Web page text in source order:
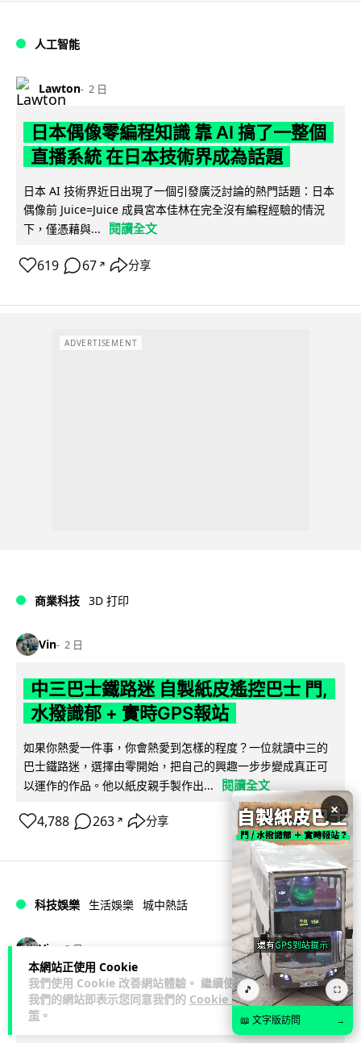
本網站正使用 Cookie
我們使用 Cookie 改善網站體驗。 繼續使用
我們的網站即表示您同意我們的 Cookie 政
策 。
人工智能
Lawton 2 日
日本偶像零編程知識 靠 AI 搞了一整個
直播系統 在日本技術界成為話題
日本 AI 技術界近日出現了一個引發廣泛討論的熱門話題：日本
偶像前 Juice=Juice 成員宮本佳林在完全沒有編程經驗的情況
下，僅憑藉與...
閱讀全文
619 67 ↗ 分享
ADVERTISEMENT
商業科技 3D 打印
Vin 2 日
中三巴士鐵路迷 自製紙皮遙控巴士 門,
水撥識郁 + 實時GPS報站
如果你熱愛一件事，你會熱愛到怎樣的程度？一位就讀中三的
巴士鐵路迷，選擇由零開始，把自己的興趣一步步變成真正可
以運作的作品。他以紙皮親手製作出...
閱讀全文
4,788 263 ↗ 分享
科技娛樂 生活娛樂 城中熱話
Vin 2 日
iPhone 加速撤出中國 印度成新機主要
基地 上年組裝增至5500萬部
×
🎵 ⛶
📖 文字版訪問 →